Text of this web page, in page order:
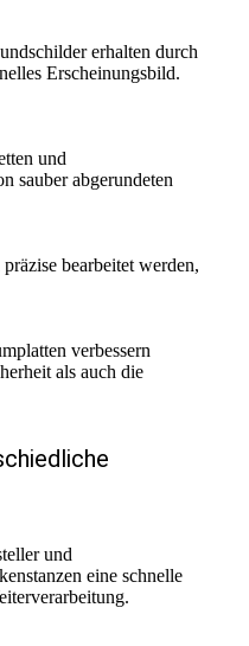
erhalten durch
Erscheinungsbild.
und
sauber abgerundeten
bearbeitet werden,
verbessern
als auch die
und
eine schnelle